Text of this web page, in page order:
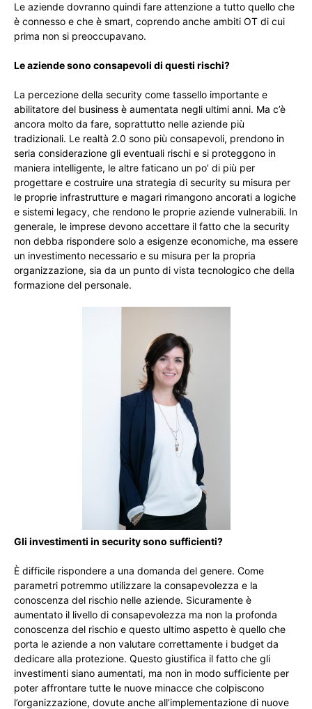
Le aziende dovranno quindi fare attenzione a tutto quello che
è connesso e che è smart, coprendo anche ambiti OT di cui
prima non si preoccupavano.
Le aziende sono consapevoli di questi rischi?
La percezione della security come tassello importante e
abilitatore del business è aumentata negli ultimi anni. Ma c’è
ancora molto da fare, soprattutto nelle aziende più
tradizionali. Le realtà 2.0 sono più consapevoli, prendono in
seria considerazione gli eventuali rischi e si proteggono in
maniera intelligente, le altre faticano un po’ di più per
progettare e costruire una strategia di security su misura per
le proprie infrastrutture e magari rimangono ancorati a logiche
e sistemi legacy, che rendono le proprie aziende vulnerabili. In
generale, le imprese devono accettare il fatto che la security
non debba rispondere solo a esigenze economiche, ma essere
un investimento necessario e su misura per la propria
organizzazione, sia da un punto di vista tecnologico che della
formazione del personale.
Gli investimenti in security sono sufficienti?
È difficile rispondere a una domanda del genere. Come
parametri potremmo utilizzare la consapevolezza e la
conoscenza del rischio nelle aziende. Sicuramente è
aumentato il livello di consapevolezza ma non la profonda
conoscenza del rischio e questo ultimo aspetto è quello che
porta le aziende a non valutare correttamente i budget da
dedicare alla protezione. Questo giustifica il fatto che gli
investimenti siano aumentati, ma non in modo sufficiente per
poter affrontare tutte le nuove minacce che colpiscono
l’organizzazione, dovute anche all’implementazione di nuove